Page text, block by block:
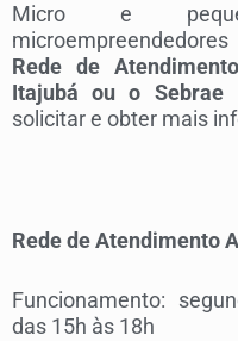
Micro e
Rede de
Itajubá ou o Sebrae
solicitar e obter mais
Rede de Atendimento
Funcionamento:
das 15h às 18h